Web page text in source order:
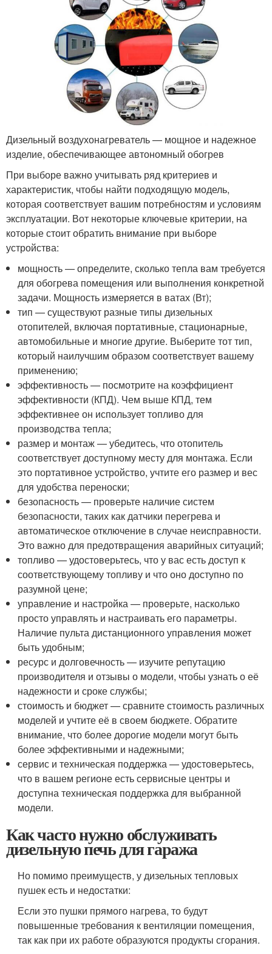
Дизельный воздухонагреватель — мощное и надежное
изделие, обеспечивающее автономный обогрев
При выборе важно учитывать ряд критериев и
характеристик, чтобы найти подходящую модель,
которая соответствует вашим потребностям и условиям
эксплуатации. Вот некоторые ключевые критерии, на
которые стоит обратить внимание при выборе
устройства:
мощность — определите, сколько тепла вам требуется
для обогрева помещения или выполнения конкретной
задачи. Мощность измеряется в ватах (Вт);
тип — существуют разные типы дизельных
отопителей, включая портативные, стационарные,
автомобильные и многие другие. Выберите тот тип,
который наилучшим образом соответствует вашему
применению;
эффективность — посмотрите на коэффициент
эффективности (КПД). Чем выше КПД, тем
эффективнее он использует топливо для
производства тепла;
размер и монтаж — убедитесь, что отопитель
соответствует доступному месту для монтажа. Если
это портативное устройство, учтите его размер и вес
для удобства переноски;
безопасность — проверьте наличие систем
безопасности, таких как датчики перегрева и
автоматическое отключение в случае неисправности.
Это важно для предотвращения аварийных ситуаций;
топливо — удостоверьтесь, что у вас есть доступ к
соответствующему топливу и что оно доступно по
разумной цене;
управление и настройка — проверьте, насколько
просто управлять и настраивать его параметры.
Наличие пульта дистанционного управления может
быть удобным;
ресурс и долговечность — изучите репутацию
производителя и отзывы о модели, чтобы узнать о её
надежности и сроке службы;
стоимость и бюджет — сравните стоимость различных
моделей и учтите её в своем бюджете. Обратите
внимание, что более дорогие модели могут быть
более эффективными и надежными;
сервис и техническая поддержка — удостоверьтесь,
что в вашем регионе есть сервисные центры и
доступна техническая поддержка для выбранной
модели.
Как часто нужно обслуживать
дизельную печь для гаража
Но помимо преимуществ, у дизельных тепловых
пушек есть и недостатки:
Если это пушки прямого нагрева, то будут
повышенные требования к вентиляции помещения,
так как при их работе образуются продукты сгорания.